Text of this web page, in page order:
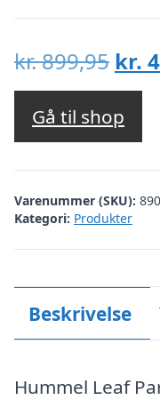
kr.899,95 Den
pris
var:
kr.
kr.
Gå til shop
Varenummer (SKU):
Kategori: Produkter
Beskrivelse
Hummel Leaf